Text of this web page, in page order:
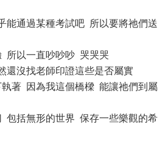
能通過某種考試吧 所以要將祂們送
所以一直吵吵吵 哭哭哭
還沒找老師印證這些是否屬實
著 因為我這個橋樑 能讓祂們到屬
包括無形的世界 保存一些樂觀的希